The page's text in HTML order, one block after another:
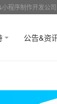
程序制作开发公
公告&资